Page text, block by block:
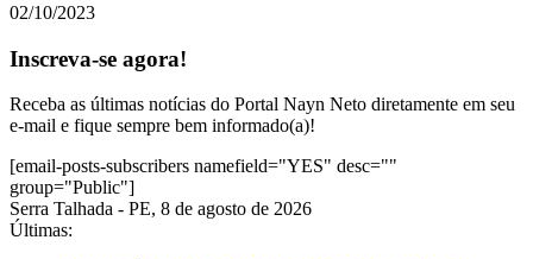
02/10/2023
Inscreva-se agora!
Receba as últimas notícias do Portal Nayn Neto diretamente em seu
e-mail e fique sempre bem informado(a)!
[email-posts-subscribers namefield="YES" desc=""
group="Public"]
Serra Talhada - PE, 8 de agosto de 2026
Últimas: